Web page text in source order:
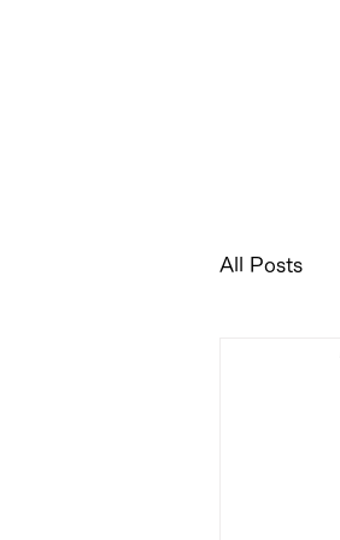
All Posts